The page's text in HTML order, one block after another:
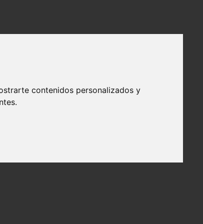
contenidos personalizados y